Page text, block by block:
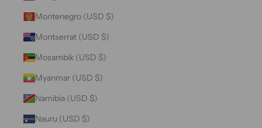
Montenegro (USD $)
Montserrat (USD $)
Mosambik (USD $)
Myanmar (USD $)
Namibia (USD $)
Nauru (USD $)